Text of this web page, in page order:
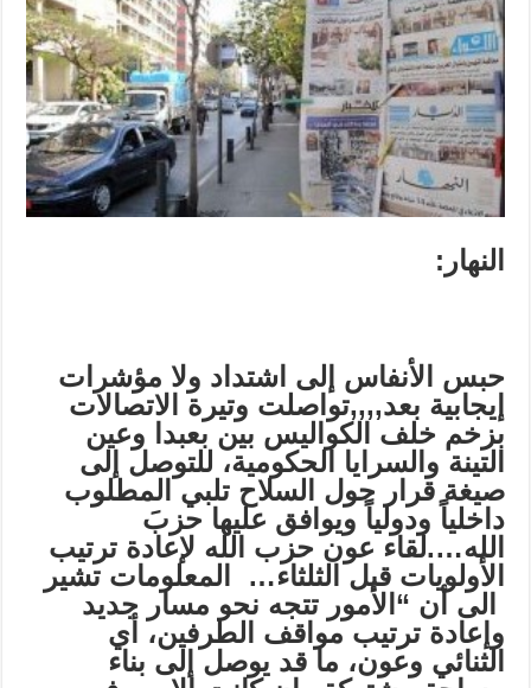
النهار :
حبس الأنفاس إلى اشتداد ولا مؤشرات
إيجابية بعد,,,,تواصلت وتيرة الاتصالات
بزخم خلف الكواليس بين بعبدا وعين
التينة والسرايا الحكومية، للتوصل إلى
صيغة قرار حول السلاح تلبي المطلوب
داخلياً ودولياً ويوافق عليها حزبَ
الله….لقاء عون حزب الله لإعادة ترتيب
الأولويات قبل الثلثاء…
المعلومات تشير
الى أن “الأمور تتجه نحو مسار جديد
وإعادة ترتيب مواقف الطرفين، أي
الثنائي وعون، ما قد يوصل إلى بناء